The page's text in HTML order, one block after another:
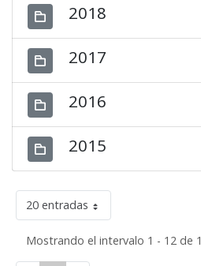
2018
2017
2016
2015
20 entradas
Mostrando el intervalo 1 - 12 de